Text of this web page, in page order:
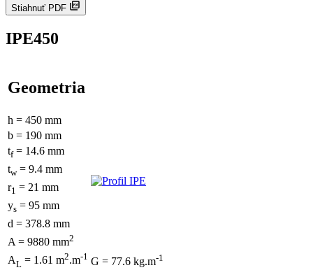
Stiahnuť PDF
IPE450
Geometria
h = 450 mm
b = 190 mm
tf= 14.6 mm
tw= 9.4 mm
r1 = 21 mm
ys = 95 mm
d = 378.8 mm
A = 9880 mm2
AL = 1.61 m2.m-1 G = 77.6 kg.m-1